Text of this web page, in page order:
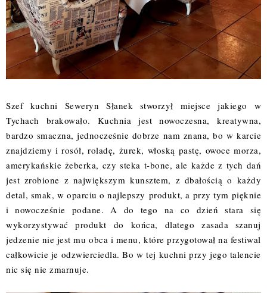
Szef kuchni Seweryn Słanek stworzył miejsce jakiego w
Tychach brakowało. Kuchnia jest nowoczesna, kreatywna,
bardzo smaczna, jednocześnie dobrze nam znana, bo w karcie
znajdziemy i rosół, roladę, żurek, włoską pastę, owoce morza,
amerykańskie żeberka, czy steka t-bone, ale każde z tych dań
jest zrobione z największym kunsztem, z dbałością o każdy
detal, smak, w oparciu o najlepszy produkt, a przy tym pięknie
i nowocześnie podane. A do tego na co dzień stara się
wykorzystywać produkt do końca, dlatego zasada szanuj
jedzenie nie jest mu obca i menu, które przygotował na festiwal
całkowicie je odzwierciedla. Bo w tej kuchni przy jego talencie
nic się nie zmarnuje.